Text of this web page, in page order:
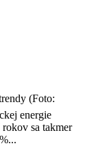
(Foto:
energie
sa takmer